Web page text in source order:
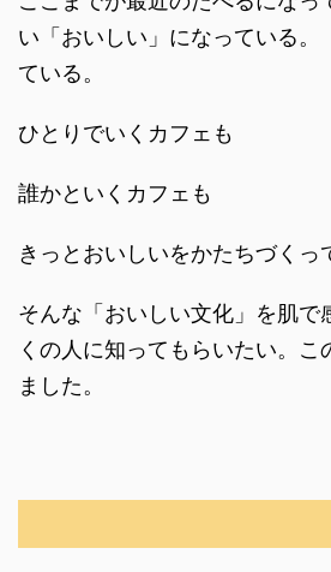
い「おいしい」になっている。
ている。
誰かといくカフェも
そんな「おいしい文化」を肌で
くの人に知ってもらいたい。こ
ました。